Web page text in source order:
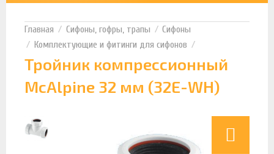
Сифоны, гофры, трапы
Сифоны
Комплектующие и фитинги для сифонов
Тройник компрессионный
McAlpine 32 мм (32E-WH)